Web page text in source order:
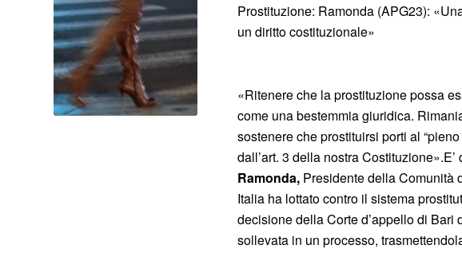
Prostituzione: Ramonda (APG23):
un diritto costituzionale»
«Ritenere che la prostituzione possa
come una bestemmia giuridica.
sostenere che prostituirsi porti al
dall’art. 3 della nostra
Ramonda, Presidente della Comunità
Italia ha lottato contro il sistema
decisione della Corte d’appello di Bari
sollevata in un processo,